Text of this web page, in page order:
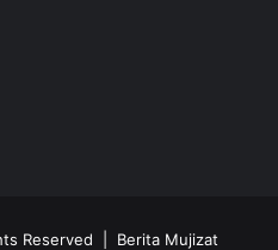
Reserved | Berita Mujizat